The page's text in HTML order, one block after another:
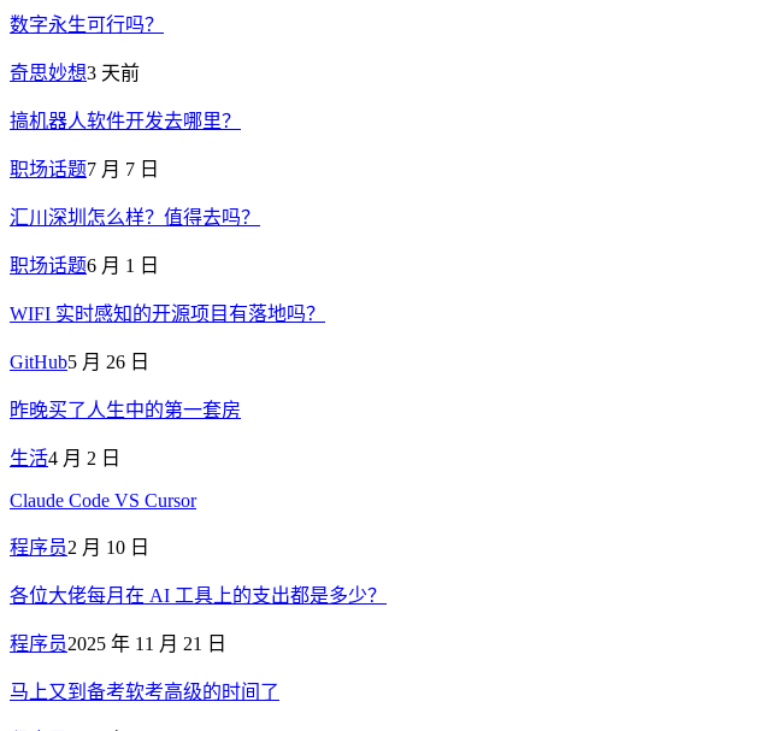
数字永生可行吗？
奇思妙想3 天前
搞机器人软件开发去哪里？
职场话题7 月 7 日
汇川深圳怎么样？值得去吗？
职场话题6 月 1 日
WIFI 实时感知的开源项目有落地吗？
GitHub5 月 26 日
昨晚买了人生中的第一套房
生活4 月 2 日
Claude Code VS Cursor
程序员2 月 10 日
各位大佬每月在 AI 工具上的支出都是多少？
程序员2025 年 11 月 21 日
马上又到备考软考高级的时间了